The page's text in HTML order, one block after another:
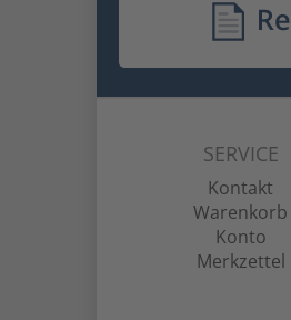
SERVICE
Kontakt
Warenkorb
Konto
Merkzettel